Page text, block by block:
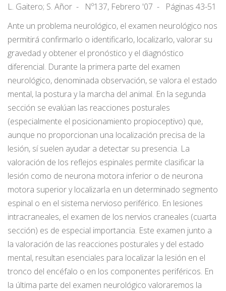
L. Gaitero; S. Añor Nº137, Febrero '07
Páginas 43-51
Ante un problema neurológico, el examen neurológico nos
permitirá confirmarlo o identificarlo, localizarlo, valorar su
gravedad y obtener el pronóstico y el diagnóstico
diferencial. Durante la primera parte del examen
neurológico, denominada observación, se valora el estado
mental, la postura y la marcha del animal. En la segunda
sección se evalúan las reacciones posturales
(especialmente el posicionamiento propioceptivo) que,
aunque no proporcionan una localización precisa de la
lesión, sí suelen ayudar a detectar su presencia. La
valoración de los reflejos espinales permite clasificar la
lesión como de neurona motora inferior o de neurona
motora superior y localizarla en un determinado segmento
espinal o en el sistema nervioso periférico. En lesiones
intracraneales, el examen de los nervios craneales (cuarta
sección) es de especial importancia. Este examen junto a
la valoración de las reacciones posturales y del estado
mental, resultan esenciales para localizar la lesión en el
tronco del encéfalo o en los componentes periféricos. En
la última parte del examen neurológico valoraremos la